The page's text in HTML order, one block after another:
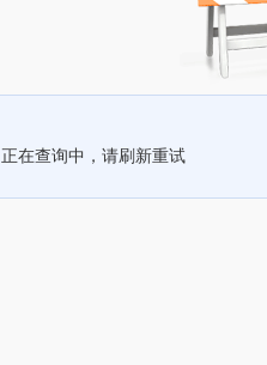
正在查询中，请刷新重试